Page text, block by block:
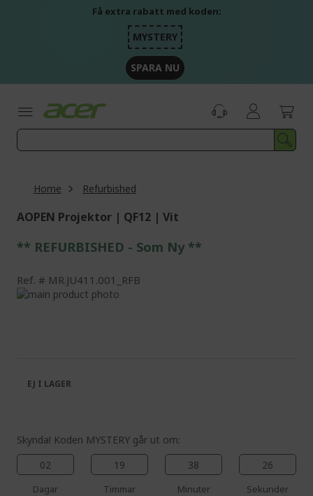
Få extra rabatt med koden:
MYSTERY
SPARA NU
Home Refurbished
AOPEN Projektor | QF12 | Vit
** REFURBISHED - Som Ny **
Ref. MR.JU411.001_RFB
Skip
images
gallery
the
images
Skynda! Koden MYSTERY går ut om:
02
Dagar
19
Timmar
38
Minuter
26
Sekunder
EJ I LAGER